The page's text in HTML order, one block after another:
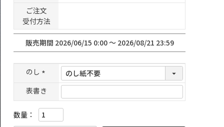
ご注文
受付方法
販売期間 2026/06/15 0:00〜 2026/08/21 23:59
のし
必
須
)
表書き